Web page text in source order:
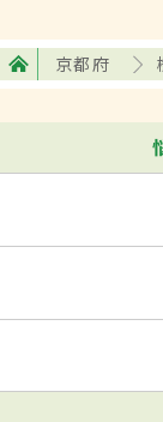
京都府